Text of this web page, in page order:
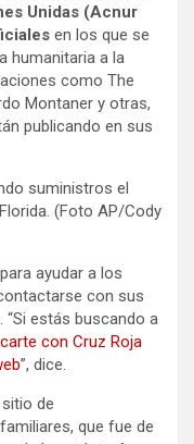
Unidas (Acnur
en los que se
humanitaria a la
como The
Montaner y otras,
publicando en sus
ayudar a los
con sus
estás buscando a
con Cruz Roja
”, dice.
de
que fue de